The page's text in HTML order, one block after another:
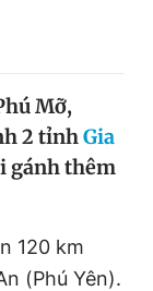
Mỡ,
2 tỉnhGia
gánh thêm
120 km
(Phú Yên).